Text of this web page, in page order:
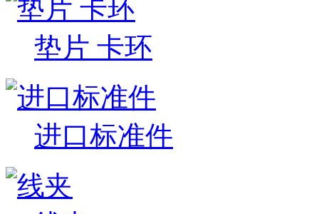
垫片 卡环
进口标准件